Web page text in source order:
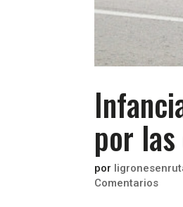
por
por
Comentarios